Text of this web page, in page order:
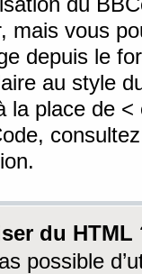
mais vous
depuis le
au style
la place de <
du HTML
possible